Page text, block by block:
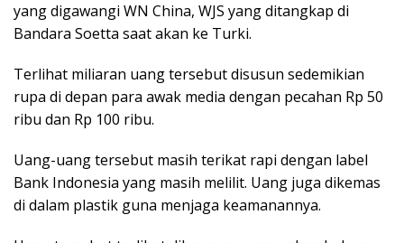
yang digawangi WN China, WJS yang ditangkap di
Bandara Soetta saat akan ke Turki.
Terlihat miliaran uang tersebut disusun sedemikian
rupa di depan para awak media dengan pecahan Rp 50
ribu dan Rp 100 ribu.
Uang-uang tersebut masih terikat rapi dengan label
Bank Indonesia yang masih melilit. Uang juga dikemas
di dalam plastik guna menjaga keamanannya.